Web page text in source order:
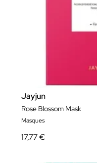
Jayjun
Rose Blossom Mask
Masques
17,77 €